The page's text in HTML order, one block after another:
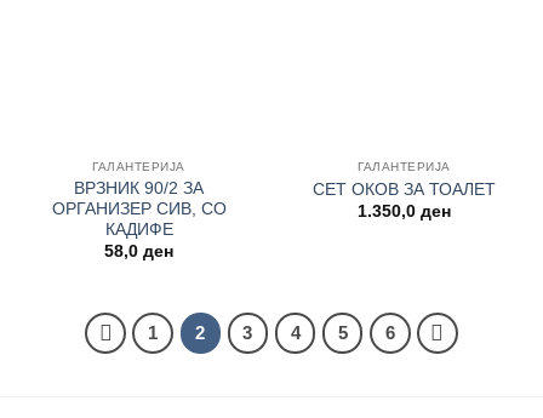
ГАЛАНТЕРИЈА
ВРЗНИК 90/2 ЗА
ОРГАНИЗЕР СИВ, СО
КАДИФЕ
58,0 ден
ГАЛАНТЕРИЈА
СЕТ ОКОВ ЗА ТОАЛЕТ
1.350,0 ден
1 2 3 4 5 6